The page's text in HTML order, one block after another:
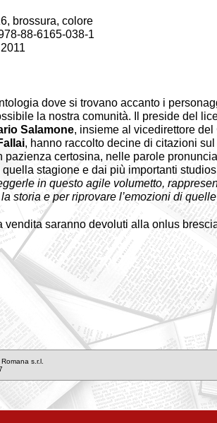
brossura, colore
88-6165-038-1
dove si trovano accanto i
la nostra comunità. Il preside del
Salamone, insieme al vicedirettore
, hanno raccolto decine di citazioni
pazienza certosina, nelle parole
quella stagione e dai più importanti
in questo agile volumetto,
storia e per riprovare l’emozioni di
vendita saranno devoluti alla onlus
s.r.l.